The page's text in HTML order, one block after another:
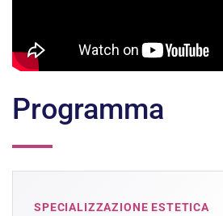
Programma
SPECIALIZZAZIONE ESTETICA